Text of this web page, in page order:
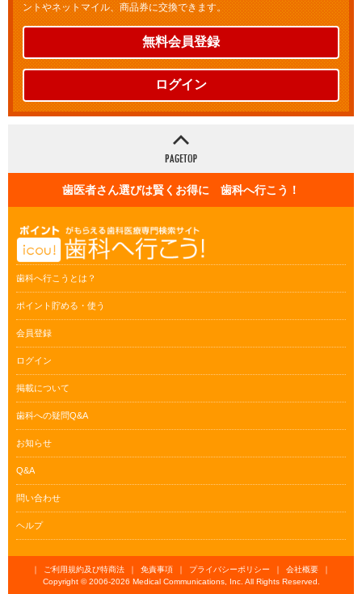
ントやネットマイル、商品券に交換できます。
無料会員登録
ログイン
歯医者さん選びは賢くお得に 歯科へ行こう！
歯科へ行こうとは？
ポイント貯める・使う
会員登録
ログイン
掲載について
歯科への疑問Q&A
お知らせ
Q&A
問い合わせ
ヘルプ
｜ ご利用規約及び特商法 ｜ 免責事項 ｜ プライバシーポリシー ｜ 会社概要
｜
Copyright © 2006-2026 Medical Communications, Inc. All Rights Reserved.